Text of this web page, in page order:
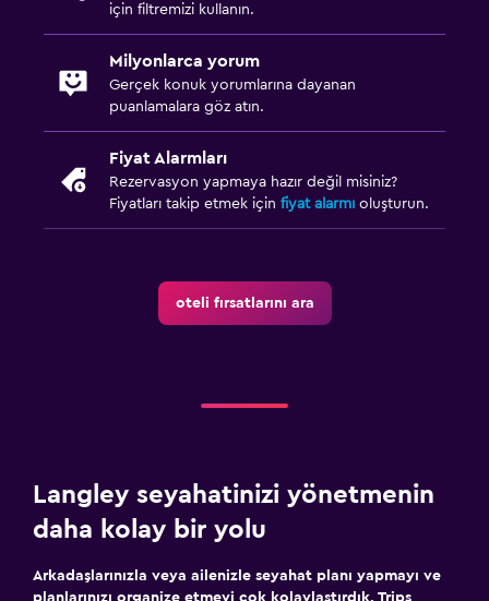
için filtremizi kullanın.
Milyonlarca yorum
Gerçek konuk yorumlarına dayanan
puanlamalara göz atın.
Fiyat Alarmları
Rezervasyon yapmaya hazır değil misiniz?
Fiyatları takip etmek için fiyat alarmı oluşturun.
oteli fırsatlarını ara
Langley seyahatinizi yönetmenin
daha kolay bir yolu
Arkadaşlarınızla veya ailenizle seyahat planı yapmayı ve
planlarınızı organize etmeyi çok kolaylaştırdık. Trips